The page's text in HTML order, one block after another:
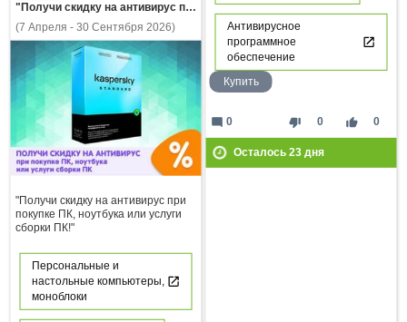
Антивирусное
программное
обеспечение
Купить
thumb_down 0 thumb_up 0
mode_comment 0
Осталось 23дня
"Получи скидку на антивирус при покупке ПК, ноутбука или услуги сборки ПК!"
(7 Апреля - 30 Сентября 2026)
"Получи скидку на антивирус при
покупке ПК, ноутбука или услуги
сборки ПК!"
Персональные и
настольные компьютеры,
моноблоки